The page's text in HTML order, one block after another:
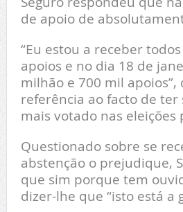
de apoio de
“Eu estou a receber
apoios e no dia 18 de
milhão e 700 mil apoios”,
referência ao facto de
mais votado nas eleições
Questionado sobre se
abstenção o prejudique,
que sim porque tem
dizer-lhe que “isto está a